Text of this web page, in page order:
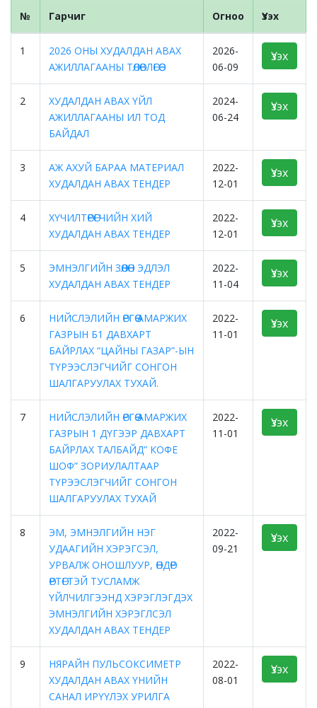
№ Гарчиг Огноо Үзэх
1
2026 ОНЫ ХУДАЛДАН АВАХ
АЖИЛЛАГААНЫ ТӨЛӨВЛӨГӨӨ
2026-
06-09
Үзэх
2
ХУДАЛДАН АВАХ ҮЙЛ
АЖИЛЛАГААНЫ ИЛ ТОД
БАЙДАЛ
2024-
06-24
Үзэх
3
АЖ АХУЙ БАРАА МАТЕРИАЛ
ХУДАЛДАН АВАХ ТЕНДЕР
2022-
12-01
Үзэх
4
ХҮЧИЛТӨРӨГЧИЙН ХИЙ
ХУДАЛДАН АВАХ ТЕНДЕР
2022-
12-01
Үзэх
5
ЭМНЭЛГИЙН ЗӨӨЛӨН ЭДЛЭЛ
ХУДАЛДАН АВАХ ТЕНДЕР
2022-
11-04
Үзэх
6
НИЙСЛЭЛИЙН ӨРГӨӨ АМАРЖИХ
ГАЗРЫН Б1 ДАВХАРТ
БАЙРЛАХ “ЦАЙНЫ ГАЗАР”-ЫН
ТҮРЭЭСЛЭГЧИЙГ СОНГОН
ШАЛГАРУУЛАХ ТУХАЙ.
2022-
11-01
Үзэх
7
НИЙСЛЭЛИЙН ӨРГӨӨ АМАРЖИХ
ГАЗРЫН 1 ДҮГЭЭР ДАВХАРТ
БАЙРЛАХ ТАЛБАЙД” КОФЕ
ШОФ” ЗОРИУЛАЛТААР
ТҮРЭЭСЛЭГЧИЙГ СОНГОН
ШАЛГАРУУЛАХ ТУХАЙ
2022-
11-01
Үзэх
8
ЭМ, ЭМНЭЛГИЙН НЭГ
УДААГИЙН ХЭРЭГСЭЛ,
УРВАЛЖ ОНОШЛУУР, ӨНДӨР
ӨРТӨГТЭЙ ТУСЛАМЖ
ҮЙЛЧИЛГЭЭНД ХЭРЭГЛЭГДЭХ
ЭМНЭЛГИЙН ХЭРЭГЛСЭЛ
ХУДАЛДАН АВАХ ТЕНДЕР
2022-
09-21
Үзэх
9
НЯРАЙН ПУЛЬСОКСИМЕТР
ХУДАЛДАН АВАХ ҮНИЙН
САНАЛ ИРҮҮЛЭХ УРИЛГА
2022-
08-01
Үзэх